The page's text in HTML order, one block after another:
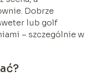
Dobrze
lub golf
– szczególnie w